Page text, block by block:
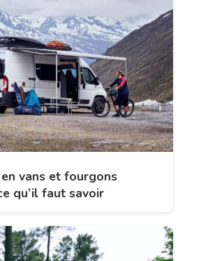
vans et fourgons
qu’il faut savoir